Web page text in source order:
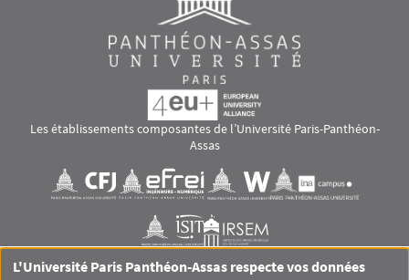
Les établissements composantes de l’Université Paris-Panthéon-
Assas
Visuel svgVisuel svg Visuel svgVisuel svg
Visuel svgVisuel svg
L'Université Paris Panthéon-Assas respecte vos données